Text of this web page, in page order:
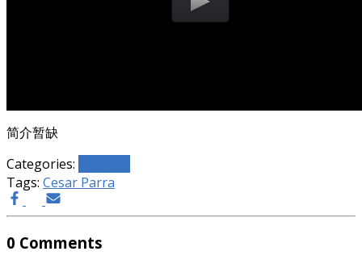
简介暂缺
Categories:
Tags: Cesar Parra
0 Comments